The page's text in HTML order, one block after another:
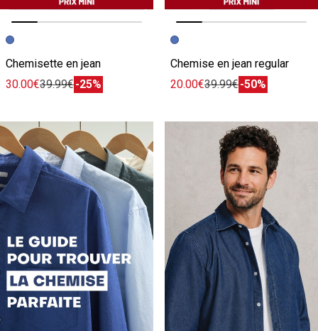
Image précédente
Image suivante
Chemisette en jean
30.00€39.99€-25%
Image précédente
Image suivante
Chemise en jean regular
20.00€39.99€-50%